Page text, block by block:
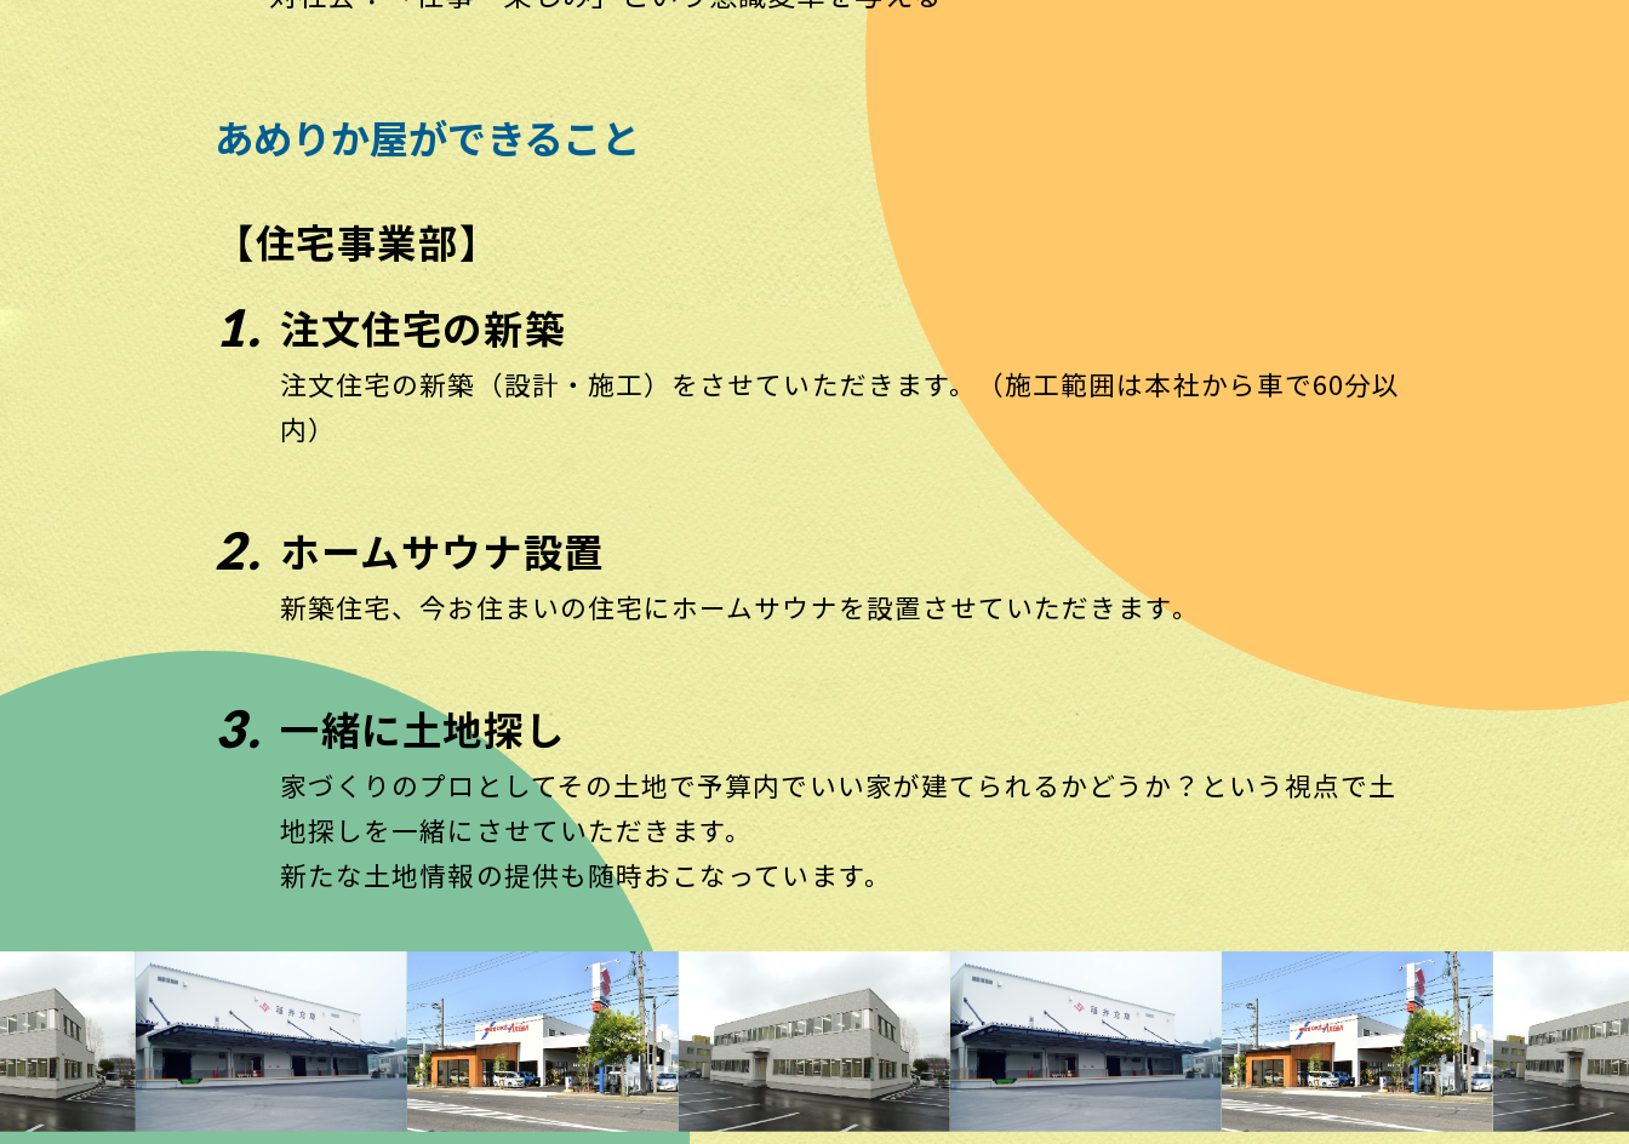
あめりか屋ができること
【住宅事業部】
1. 注文住宅の新築
注文住宅の新築（設計・施工）をさせていただきます。（施工範囲は本社から車で60分以
内）
2. ホームサウナ設置
新築住宅、今お住まいの住宅にホームサウナを設置させていただきます。
3. 一緒に土地探し
家づくりのプロとしてその土地で予算内でいい家が建てられるかどうか？という視点で土
地探しを一緒にさせていただきます。
新たな土地情報の提供も随時おこなっています。